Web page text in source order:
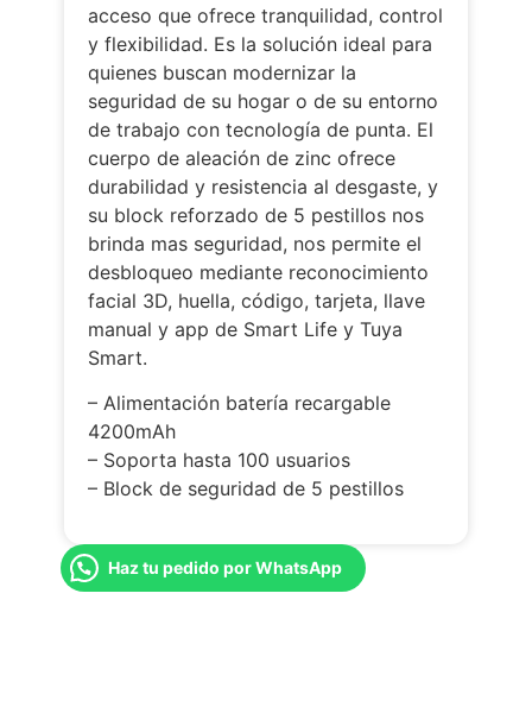
acceso que ofrece tranquilidad, control
y flexibilidad. Es la solución ideal para
quienes buscan modernizar la
seguridad de su hogar o de su entorno
de trabajo con tecnología de punta. El
cuerpo de aleación de zinc ofrece
durabilidad y resistencia al desgaste, y
su block reforzado de 5 pestillos nos
brinda mas seguridad, nos permite el
desbloqueo mediante reconocimiento
facial 3D, huella, código, tarjeta, llave
manual y app de Smart Life y Tuya
Smart.
– Alimentación batería recargable
4200mAh
– Soporta hasta 100 usuarios
– Block de seguridad de 5 pestillos
Haz tu pedido por WhatsApp